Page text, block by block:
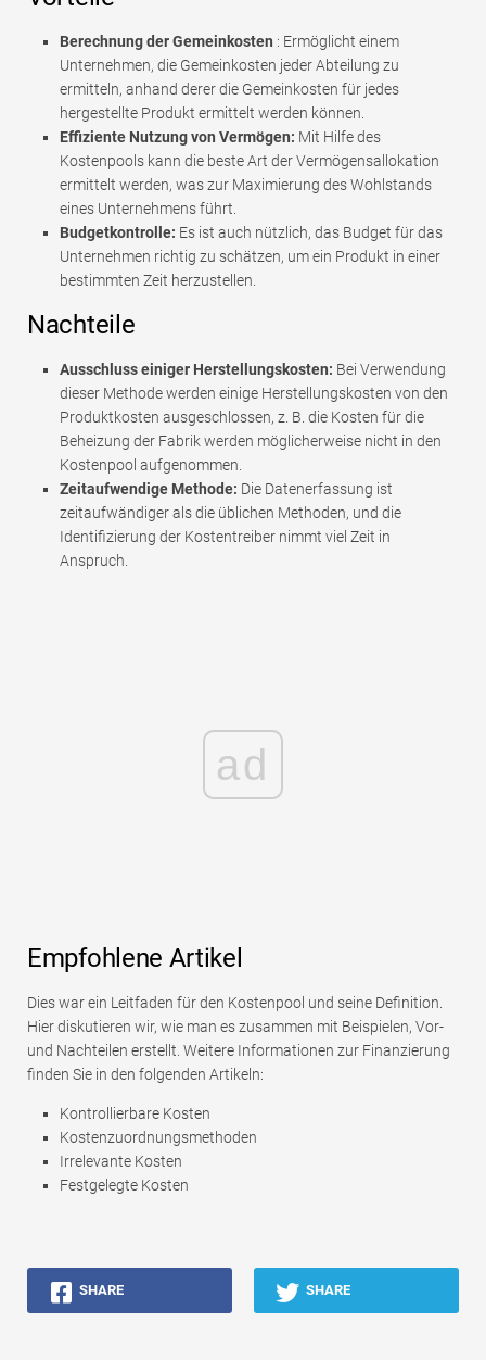
Berechnung der Gemeinkosten : Ermöglicht einem
Unternehmen, die Gemeinkosten jeder Abteilung zu
ermitteln, anhand derer die Gemeinkosten für jedes
hergestellte Produkt ermittelt werden können.
Effiziente Nutzung von Vermögen: Mit Hilfe des
Kostenpools kann die beste Art der Vermögensallokation
ermittelt werden, was zur Maximierung des Wohlstands
eines Unternehmens führt.
Budgetkontrolle: Es ist auch nützlich, das Budget für das
Unternehmen richtig zu schätzen, um ein Produkt in einer
bestimmten Zeit herzustellen.
Nachteile
Ausschluss einiger Herstellungskosten: Bei Verwendung
dieser Methode werden einige Herstellungskosten von den
Produktkosten ausgeschlossen, z. B. die Kosten für die
Beheizung der Fabrik werden möglicherweise nicht in den
Kostenpool aufgenommen.
Zeitaufwendige Methode: Die Datenerfassung ist
zeitaufwändiger als die üblichen Methoden, und die
Identifizierung der Kostentreiber nimmt viel Zeit in
Anspruch.
ad
Empfohlene Artikel
Dies war ein Leitfaden für den Kostenpool und seine Definition.
Hier diskutieren wir, wie man es zusammen mit Beispielen, Vor-
und Nachteilen erstellt. Weitere Informationen zur Finanzierung
finden Sie in den folgenden Artikeln:
Kontrollierbare Kosten
Kostenzuordnungsmethoden
Irrelevante Kosten
Festgelegte Kosten
SHARE SHARE